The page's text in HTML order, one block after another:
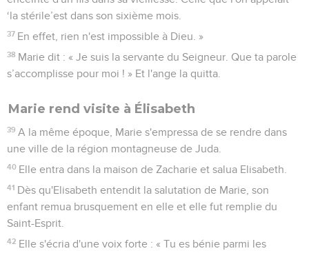
‘la stérile’est dans son sixième mois.
37 En effet, rien n'est impossible à Dieu. »
38 Marie dit : « Je suis la servante du Seigneur. Que ta parole
s’accomplisse pour moi ! » Et l'ange la quitta.
Marie rend visite à Élisabeth
39 A la même époque, Marie s'empressa de se rendre dans
une ville de la région montagneuse de Juda.
40 Elle entra dans la maison de Zacharie et salua Elisabeth.
41 Dès qu'Elisabeth entendit la salutation de Marie, son
enfant remua brusquement en elle et elle fut remplie du
Saint-Esprit.
42 Elle s'écria d'une voix forte : « Tu es bénie parmi les